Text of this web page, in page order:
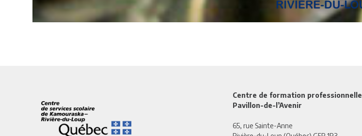
Centre de formation professionnelle
Pavillon-de-l’Avenir
65, rue Sainte-Anne